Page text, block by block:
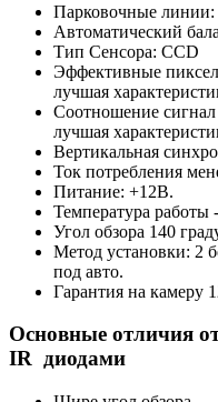
Парковочные линии:
Автоматический
Тип Сенсора: CCD
Эффективные
лучшая
Соотношение
лучшая
Вертикальная
Ток потребления
Питание: +12В.
Температура работы
Угол обзора 140
Метод установки: 2
под авто.
Гарантия на камеру
Основные отличия
IR диодами